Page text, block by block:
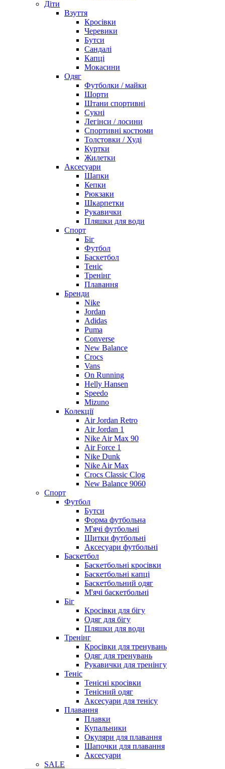
Діти
Взуття
Кросівки
Черевики
Бутси
Сандалі
Капці
Мокасини
Одяг
Футболки / майки
Шорти
Штани спортивні
Сукні
Легінси / лосини
Спортивні костюми
Толстовки / Худі
Куртки
Жилетки
Аксесуари
Шапки
Кепки
Рюкзаки
Шкарпетки
Рукавички
Пляшки для води
Спорт
Біг
Футбол
Баскетбол
Теніс
Тренінг
Плавання
Бренди
Nike
Jordan
Adidas
Puma
Converse
New Balance
Crocs
Vans
On Running
Helly Hansen
Speedo
Mizuno
Колекції
Air Jordan Retro
Air Jordan 1
Nike Air Max 90
Air Force 1
Nike Dunk
Nike Air Max
Crocs Classic Clog
New Balance 9060
Спорт
Футбол
Бутси
Форма футбольна
М'ячі футбольні
Щитки футбольні
Аксесуари футбольні
Баскетбол
Баскетбольні кросівки
Баскетбольні капці
Баскетбольний одяг
М'ячі баскетбольні
Біг
Кросівки для бігу
Одяг для бігу
Пляшки для води
Тренінг
Кросівки для тренувань
Одяг для тренувань
Рукавички для тренінгу
Теніс
Тенісні кросівки
Тенісний одяг
Аксесуари для тенісу
Плавання
Плавки
Купальники
Окуляри для плавання
Шапочки для плавання
Аксесуари
SALE